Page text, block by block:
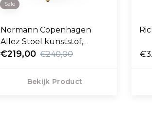
Sale
Normann Copenhagen
Allez Stoel kunststof,
zitting riet , eiken poten
€219,00 €240,00
Bekijk Product